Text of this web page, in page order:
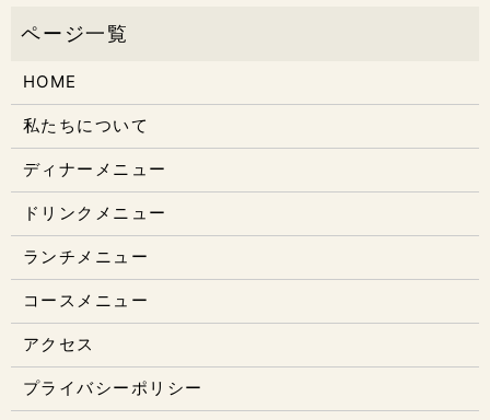
HOME
私たちについて
ディナーメニュー
ドリンクメニュー
ランチメニュー
コースメニュー
アクセス
プライバシーポリシー